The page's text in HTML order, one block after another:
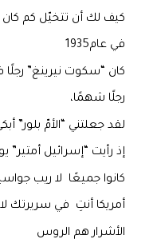
كيف لك أن تتخيّل كم كان
في عام1935
كان “سكوت نيرينغ” رجلًا
رجلًا شهمًا،
لقد جعلتني “الأمّ بلور”
إذ رأيت “إسرائيل أمتير”
كانوا جميعًا لا ريب
أمريكا أنتِ في سريرتك لا
الأشرار هم الروس